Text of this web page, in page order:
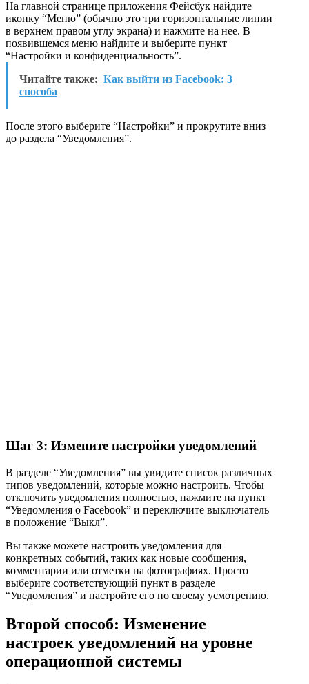
На главной странице приложения Фейсбук найдите
иконку “Меню” (обычно это три горизонтальные линии
в верхнем правом углу экрана) и нажмите на нее. В
появившемся меню найдите и выберите пункт
“Настройки и конфиденциальность”.
Читайте также: Как выйти из Facebook: 3
способа
После этого выберите “Настройки” и прокрутите вниз
до раздела “Уведомления”.
Шаг 3: Измените настройки уведомлений
В разделе “Уведомления” вы увидите список различных
типов уведомлений, которые можно настроить. Чтобы
отключить уведомления полностью, нажмите на пункт
“Уведомления о Facebook” и переключите выключатель
в положение “Выкл”.
Вы также можете настроить уведомления для
конкретных событий, таких как новые сообщения,
комментарии или отметки на фотографиях. Просто
выберите соответствующий пункт в разделе
“Уведомления” и настройте его по своему усмотрению.
Второй способ: Изменение
настроек уведомлений на уровне
операционной системы